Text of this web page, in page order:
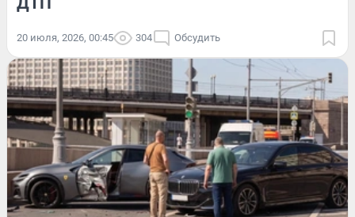
20 июля, 2026, 00:45 304 Обсудить